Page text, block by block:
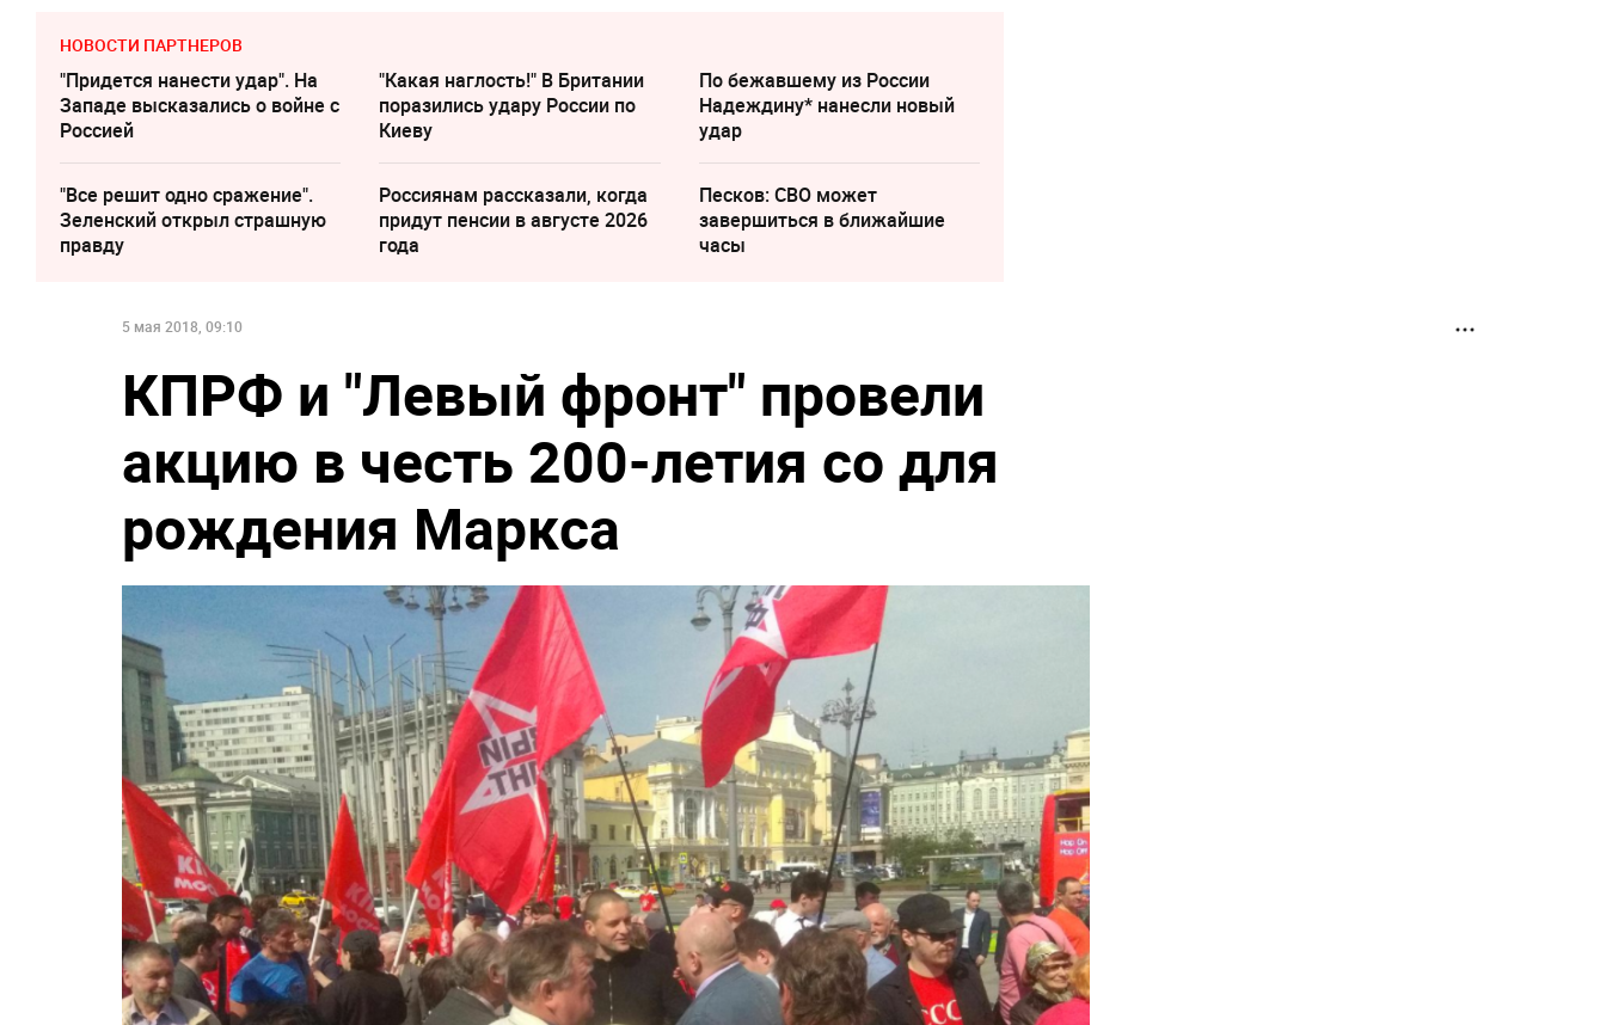
НОВОСТИ ПАРТНЕРОВ
"Придется нанести удар". На
Западе высказались о войне с
Россией
"Какая наглость!" В Британии
поразились удару России по
Киеву
По бежавшему из России
Надеждину* нанесли новый
удар
"Все решит одно сражение".
Зеленский открыл страшную
правду
Россиянам рассказали, когда
придут пенсии в августе 2026
года
Песков: СВО может
завершиться в ближайшие
часы
5 мая 2018, 09:10
КПРФ и "Левый фронт" провели
акцию в честь 200-летия со для
рождения Маркса